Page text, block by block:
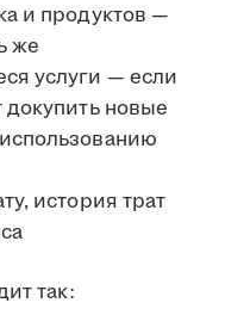
и продуктов —
же
услуги — если
новые
история трат
так: